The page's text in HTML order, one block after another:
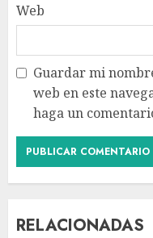
Web
Guardar mi
web en este
haga un
RELACIONADAS